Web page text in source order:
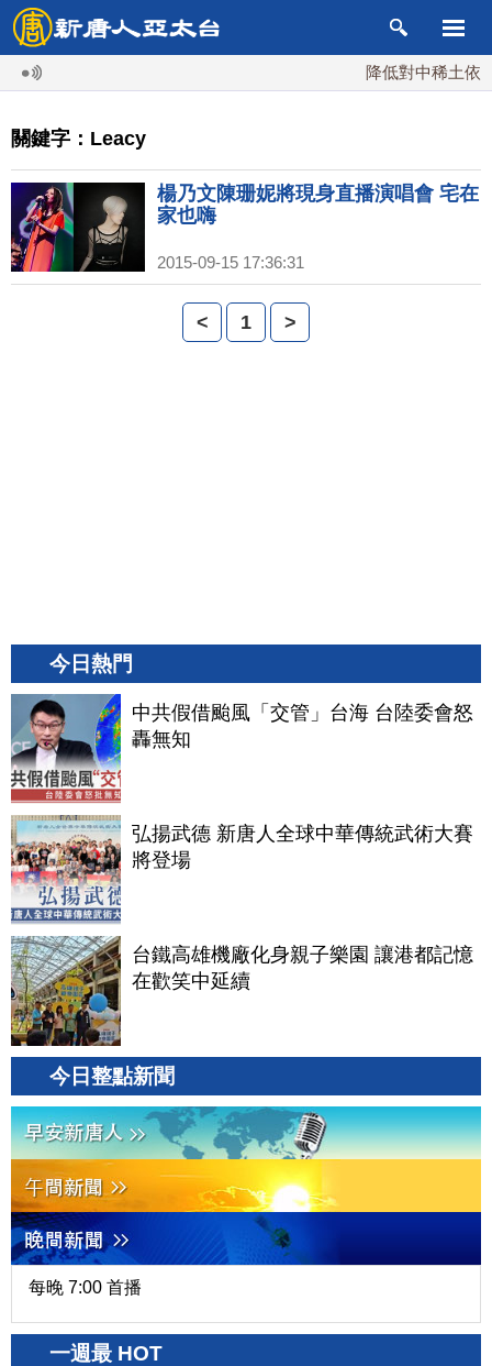
降低對中稀土依
關鍵字：Leacy
楊乃文陳珊妮將現身直播演唱會 宅在
家也嗨
2015-09-15 17:36:31
< 1 >
今日熱門
中共假借颱風「交管」台海 台陸委會怒
轟無知
弘揚武德 新唐人全球中華傳統武術大賽
將登場
台鐵高雄機廠化身親子樂園 讓港都記憶
在歡笑中延續
今日整點新聞
每晚 7:00 首播
一週最 HOT